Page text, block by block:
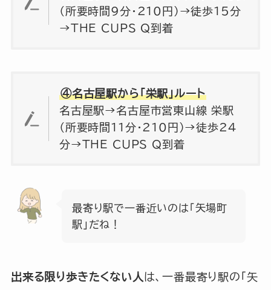
（所要時間9分・210円）→徒歩15分
→THE CUPS Q到着
④名古屋駅から「栄駅」ルート
名古屋駅→名古屋市営東山線 栄駅
（所要時間11分・210円）→徒歩24
分→THE CUPS Q到着
最寄り駅で一番近いのは「矢場町
駅」だね！
出来る限り歩きたくない人 は、一番最寄り駅の「矢